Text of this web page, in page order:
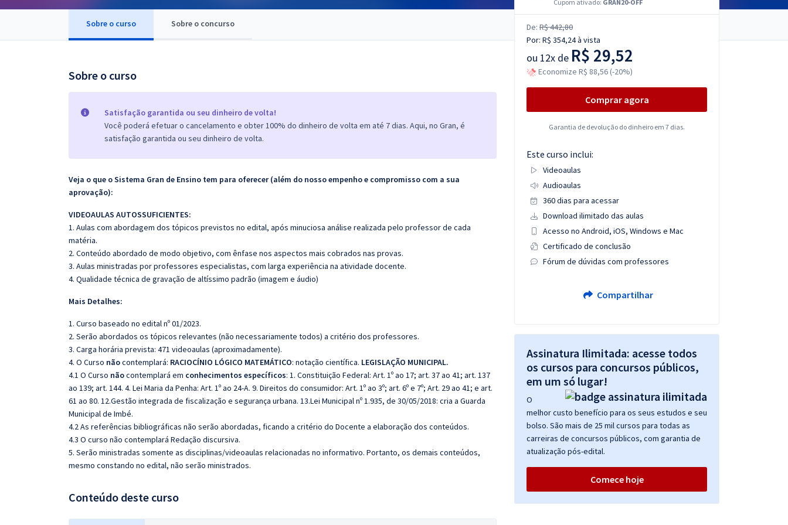
Pós
Sobre o curso Sobre o concurso
Sobre o curso
Satisfação garantida ou seu dinheiro de volta!
Você poderá efetuar o cancelamento e obter 100% do dinheiro de volta em até 7 dias. Aqui, no Gran, é
satisfação garantida ou seu dinheiro de volta.
Veja o que o Sistema Gran de Ensino tem para oferecer (além do nosso empenho e compromisso com a sua
aprovação):
VIDEOAULAS AUTOSSUFICIENTES:
1. Aulas com abordagem dos tópicos previstos no edital, após minuciosa análise realizada pelo professor de cada
matéria.
2. Conteúdo abordado de modo objetivo, com ênfase nos aspectos mais cobrados nas provas.
3. Aulas ministradas por professores especialistas, com larga experiência na atividade docente.
4. Qualidade técnica de gravação de altíssimo padrão (imagem e áudio)
Mais Detalhes:
1. Curso baseado no edital nº 01/2023.
2. Serão abordados os tópicos relevantes (não necessariamente todos) a critério dos professores.
3. Carga horária prevista: 471 videoaulas (aproximadamente).
4. O Curso nãocontemplará: RACIOCÍNIO LÓGICO MATEMÁTICO: notação científica. LEGISLAÇÃO MUNICIPAL.
4.1 O Curso nãocontemplará em conhecimentos específicos: 1. Constituição Federal: Art. 1º ao 17; art. 37 ao 41; art. 137
ao 139; art. 144. 4. Lei Maria da Penha: Art. 1º ao 24-A. 9. Direitos do consumidor: Art. 1º ao 3º; art. 6º e 7º; Art. 29 ao 41; e art.
61 ao 80. 12.Gestão integrada de fiscalização e segurança urbana. 13.Lei Municipal nº 1.935, de 30/05/2018: cria a Guarda
Municipal de Imbé.
4.2 As referências bibliográficas não serão abordadas, ficando a critério do Docente a elaboração dos conteúdos.
4.3 O curso não contemplará Redação discursiva.
5. Serão ministradas somente as disciplinas/videoaulas relacionadas no informativo. Portanto, os demais conteúdos,
mesmo constando no edital, não serão ministrados.
Conteúdo deste curso
Cupom ativado: GRAN20-OFF
De: R$ 442,80
Por: R$ 354,24à vista
ou 12x de R$ 29,52
Economize R$ 88,56 (-20%)
Comprar agora
Garantia de devolução do dinheiro em 7 dias.
Este curso inclui:
Videoaulas
Audioaulas
360 dias para acessar
Download ilimitado das aulas
Acesso no Android, iOS, Windows e Mac
Certificado de conclusão
Fórum de dúvidas com professores
Compartilhar
Assinatura Ilimitada: acesse todos
os cursos para concursos públicos,
em um só lugar!
O
melhor custo benefício para os seus estudos e seu
bolso. São mais de 25 mil cursos para todas as
carreiras de concursos públicos, com garantia de
atualização pós-edital.
Comece hoje